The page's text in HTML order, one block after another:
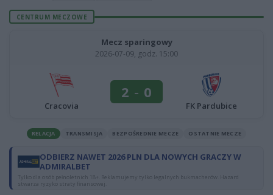
CENTRUM MECZOWE
Mecz sparingowy
2026-07-09, godz. 15:00
Cracovia
2 - 0
FK Pardubice
RELACJA TRANSMISJA BEZPOŚREDNIE MECZE OSTATNIE MECZE
ODBIERZ NAWET 2026 PLN DLA NOWYCH GRACZY W
ADMIRALBET
Tylko dla osób pełnoletnich 18+. Reklamujemy tylko legalnych bukmacherów. Hazard
stwarza ryzyko straty finansowej.